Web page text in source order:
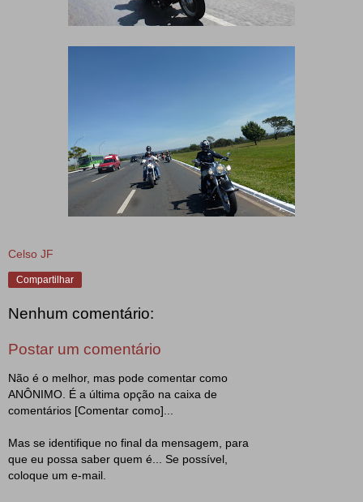
Celso JF
Compartilhar
Nenhum comentário:
Postar um comentário
Não é o melhor, mas pode comentar como
ANÔNIMO. É a última opção na caixa de
comentários [Comentar como]...
Mas se identifique no final da mensagem, para
que eu possa saber quem é... Se possível,
coloque um e-mail.